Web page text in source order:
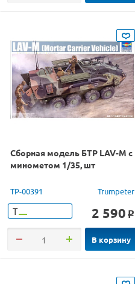
Сборная модель БТР LAV-М с
минометом 1/35, шт
TP-00391 Trumpeter
Т 2 590 o
В корзину